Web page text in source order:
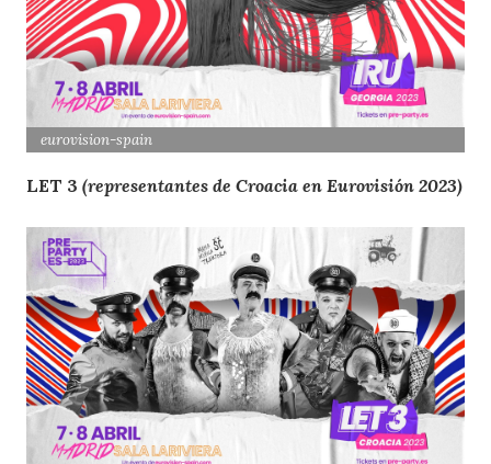
eurovision-spain
LET 3 (representantes de Croacia en Eurovisión 2023)